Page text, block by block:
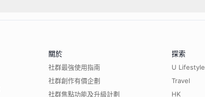
關於
社群最強使用指南
社群創作有價企劃
社群焦點功能及升級計劃
探索
U Lifestyle
Travel
HK